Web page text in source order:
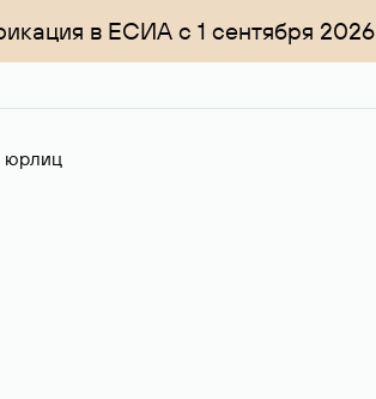
в ЕСИА с 1 сентября 2026
юрлиц